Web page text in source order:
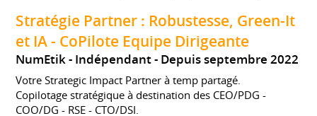
Stratégie Partner : Robustesse, Green-It
et IA - CoPilote Equipe Dirigeante
NumEtik - Indépendant Depuis septembre 2022
Votre Strategic Impact Partner à temp partagé.
Copilotage stratégique à destination des CEO/PDG -
COO/DG - RSE - CTO/DSI.